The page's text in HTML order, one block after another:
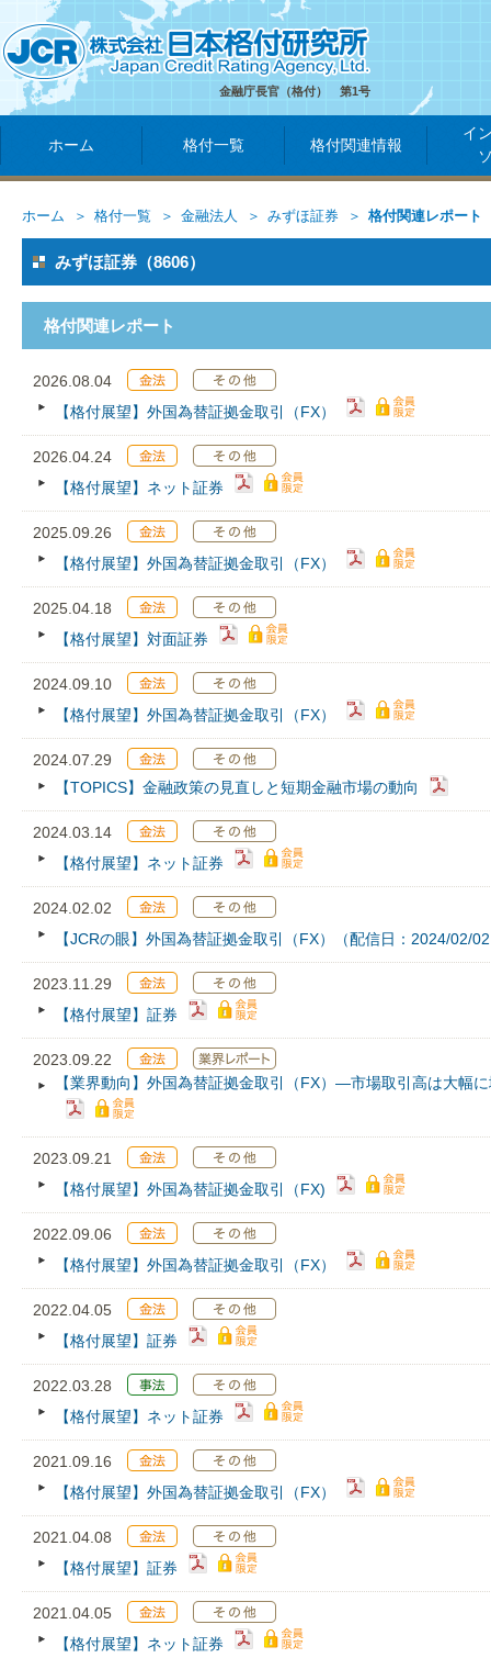
金融庁長官（格付） 第1号
ホーム 格付一覧 格付関連情報
イ
ホーム 格付一覧 金融法人 みずほ証券 格付関連レポート
みずほ証券（8606）
格付関連レポート
2026.08.04
【格付展望】外国為替証拠金取引（FX）
2026.04.24
【格付展望】ネット証券
2025.09.26
【格付展望】外国為替証拠金取引（FX）
2025.04.18
【格付展望】対面証券
2024.09.10
【格付展望】外国為替証拠金取引（FX）
2024.07.29
【TOPICS】金融政策の見直しと短期金融市場の動向
2024.03.14
【格付展望】ネット証券
2024.02.02
【JCRの眼】外国為替証拠金取引（FX）（配信日：2024/02/
2023.11.29
【格付展望】証券
2023.09.22
【業界動向】外国為替証拠金取引（FX）―市場取引高は大幅
2023.09.21
【格付展望】外国為替証拠金取引（FX)
2022.09.06
【格付展望】外国為替証拠金取引（FX）
2022.04.05
【格付展望】証券
2022.03.28
【格付展望】ネット証券
2021.09.16
【格付展望】外国為替証拠金取引（FX）
2021.04.08
【格付展望】証券
2021.04.05
【格付展望】ネット証券